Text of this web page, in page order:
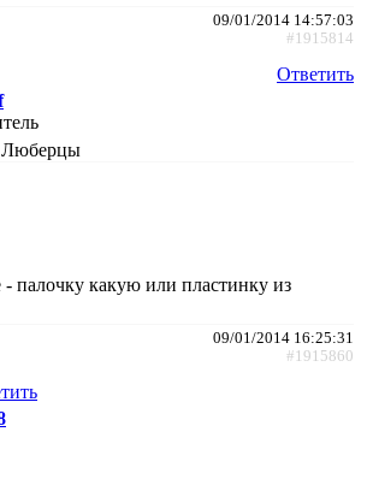
09/01/2014 14:57:03
#1915814
Ответить
Люберцы
- палочку какую или пластинку из
09/01/2014 16:25:31
#1915860